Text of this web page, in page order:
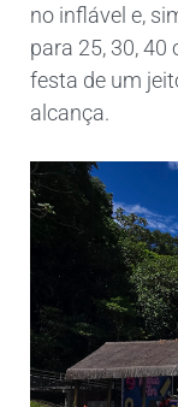
no inflável e,
para 25, 30, 40
festa de um
alcança.